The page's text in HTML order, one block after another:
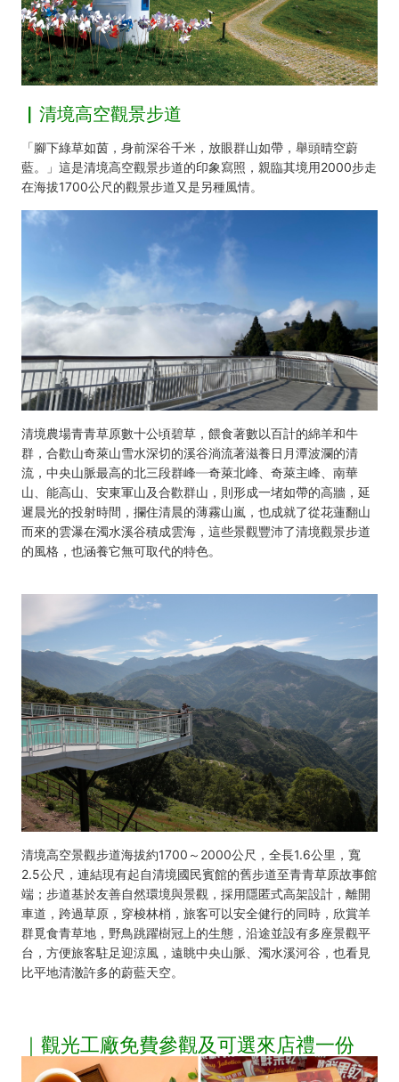
▏清境高空觀景步道
「腳下綠草如茵，身前深谷千米，放眼群山如帶，舉頭晴空蔚
藍。」這是清境高空觀景步道的印象寫照，親臨其境用2000步走
在海拔1700公尺的觀景步道又是另種風情。
清境農場青青草原數十公頃碧草，餵食著數以百計的綿羊和牛
群，合歡山奇萊山雪水深切的溪谷淌流著滋養日月潭波瀾的清
流，中央山脈最高的北三段群峰─奇萊北峰、奇萊主峰、南華
山、能高山、安東軍山及合歡群山，則形成一堵如帶的高牆，延
遲晨光的投射時間，攔住清晨的薄霧山嵐，也成就了從花蓮翻山
而來的雲瀑在濁水溪谷積成雲海，這些景觀豐沛了清境觀景步道
的風格，也涵養它無可取代的特色。
清境高空景觀步道海拔約1700～2000公尺，全長1.6公里，寬
2.5公尺，連結現有起自清境國民賓館的舊步道至青青草原故事館
端；步道基於友善自然環境與景觀，採用隱匿式高架設計，離開
車道，跨過草原，穿梭林梢，旅客可以安全健行的同時，欣賞羊
群覓食青草地，野鳥跳躍樹冠上的生態，沿途並設有多座景觀平
台，方便旅客駐足迎涼風，遠眺中央山脈、濁水溪河谷，也看見
比平地清澈許多的蔚藍天空。
｜觀光工廠免費參觀及可選來店禮一份